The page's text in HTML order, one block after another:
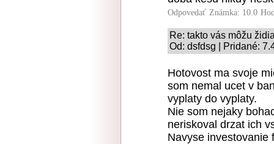
Odpovedať Známka: 10.0
Re: takto vás môžu
Od: dsfdsg | Pridané:
Hotovost ma svoje
som nemal ucet v
vyplaty do vyplaty.
Nie som nejaky
neriskoval drzat ich
Navyse investovanie